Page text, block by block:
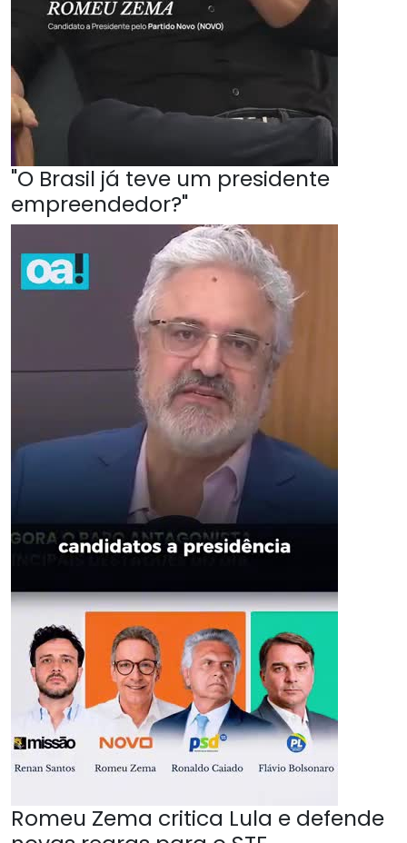
"O Brasil já teve um presidente
empreendedor?"
Romeu Zema critica Lula e defende